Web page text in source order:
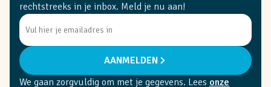
rechtstreeks in je inbox. Meld je nu aan!
AANMELDEN
We gaan zorgvuldig om met je gegevens. Lees onze